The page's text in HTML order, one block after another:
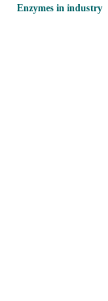
Enzymes in industry